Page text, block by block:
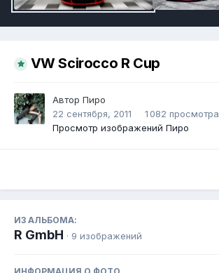
VW Scirocco R Cup
Автор Пиро
22 сентября, 2011
1 082 просмотра
Просмотр изображений Пиро
ИЗ АЛЬБОМА:
R GmbH · 9 изображений